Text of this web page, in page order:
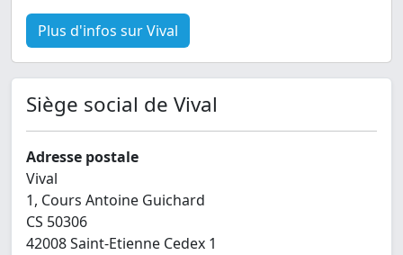
Plus d'infos sur Vival
Siège social de Vival
Adresse postale
Vival
1, Cours Antoine Guichard
CS 50306
42008 Saint-Etienne Cedex 1